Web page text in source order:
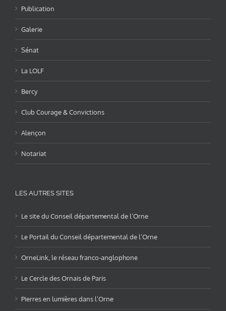
Publication
Galerie
Sénat
La LOLF
Bercy
Club Courage & Convictions
Alençon
Notariat
LES AUTRES SITES
Le site du Conseil départemental de l’Orne
Le Portail du Conseil départemental de l’Orne
OrneLink, le réseau franco-anglophone
Le Cercle des Ornais de Paris
Pierres en lumières dans l’Orne